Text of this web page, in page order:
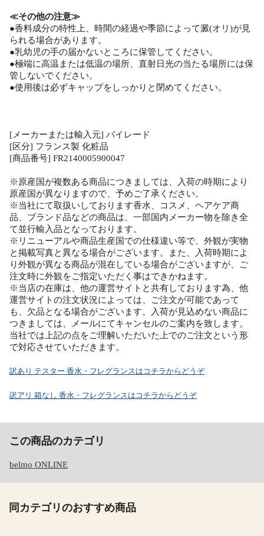
≪その他の注意≫
●香料成分の特性上、時間の経過や季節によって澱(オリ)が見
られる場合があります。
●乳幼児の手の届かないところに保管してください。
●極端に高温または低温の場所、直射日光の当たる場所には保
管しないでください。
●使用後は必ずキャップをしっかりと閉めてください。
[メーカーまたは輸入元] バイレード
[区分] フランス製 化粧品
[商品番号] FR2140005900047
※原産国が複数ある商品につきましては、入荷の時期により
原産国が異なりますので、予めご了承ください。
※当社にて取扱いしております香水、コスメ、ヘアケア商
品、ブランド品などの商品は、一部国内メーカー物を除き全
て並行輸入品となっております。
※リニューアルや商品生産国での仕様違い等で、外観が実物
と掲載写真と異なる場合がございます。また、入荷時期によ
り外観が異なる商品が混在している場合がございますが、ご
注文時に外観をご指定いただく事はできかねます。
※当店の在庫は、他の運営サイトと共有しております為、他
運営サイトの注文状況によっては、ご注文が可能であって
も、欠品となる場合がございます。入荷が見込めない商品に
つきましては、メールにてキャンセルのご案内を致します。
当社では上記の点をご理解いただいた上でのご注文という形
で対応させていただきます。
訳あり テスター 香水・フレグランスはコチラからどうぞ
訳アリ 箱なし 香水・フレグランスはコチラからどうぞ
この商品のカテゴリ
belmo ONLINE
同カテゴリのおすすめ商品